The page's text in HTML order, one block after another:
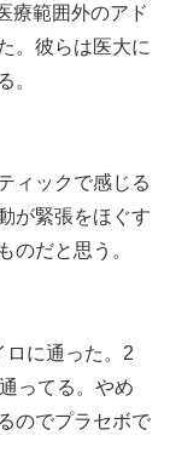
療範囲外のアド
。彼らは医大に
。
ィックで感じる
が緊張をほぐす
のだと思う。
ロに通った。2
ってる。やめ
のでプラセボで